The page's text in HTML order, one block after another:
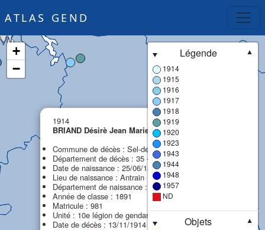
ATLAS GEND
1914
BRIAND Désirè Jean Marie
Commune de décès : Sel-de-Bretagne (Le)
Département de décès : 35 - Ille-et-Vilaine
Date de naissance : 25/06/1871
Lieu de naissance : Antrain
Département de naissance : 35 - Ille-et-Vilaine
Année de classe : 1891
Matricule : 981
Unité : 10e légion de gendarmerie (10e LG)
Date de décès : 13/11/1914
+
−
Légende
▼
1914
1915
1916
1917
1918
1919
1920
1923
1943
1944
1948
1957
ND
Objets
▼